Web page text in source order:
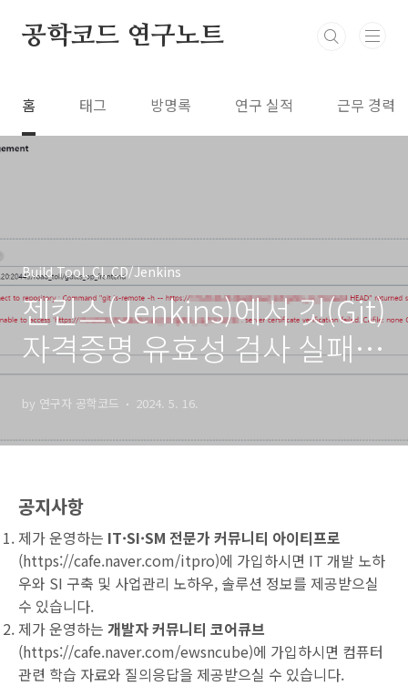
공학코드 연구노트
홈 태그 방명록 연구 실적 근무 경력
Build Tool, CI, CD/Jenkins
젠킨스(Jenkins)에서 깃(Git)
자격증명 유효성 검사 실패할
때 조치 방법
by 연구자 공학코드 2024. 5. 16.
공지사항
제가 운영하는 IT·SI·SM 전문가 커뮤니티 아이티프로
(https://cafe.naver.com/itpro)에 가입하시면 IT 개발 노하
우와 SI 구축 및 사업관리 노하우, 솔루션 정보를 제공받으실
수 있습니다.
제가 운영하는 개발자 커뮤니티 코어큐브
(https://cafe.naver.com/ewsncube)에 가입하시면 컴퓨터
관련 학습 자료와 질의응답을 제공받으실 수 있습니다.